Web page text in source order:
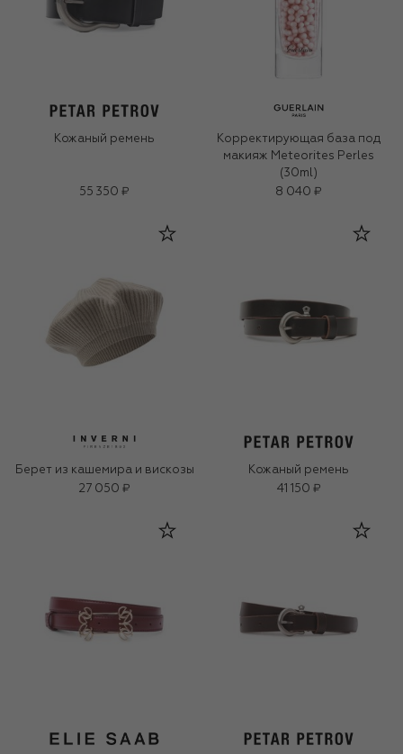
Кожаный ремень
55 350 ₽
Корректирующая база под
макияж Meteorites Perles
(30ml)
8 040 ₽
Берет из кашемира и вискозы
27 050 ₽
Кожаный ремень
41 150 ₽